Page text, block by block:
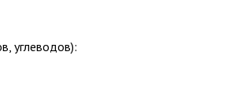
углеводов):